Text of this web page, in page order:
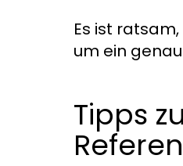
Es ist
um ein
Tipps